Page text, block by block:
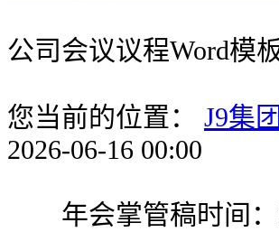
公司会议议程Word模
您当前的位置： J9集
2026-06-16 00:00
年会掌管稿时间：